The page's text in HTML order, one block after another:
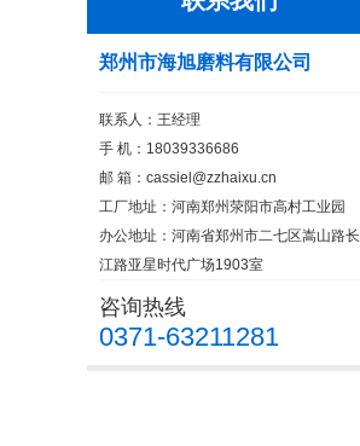
郑州市海旭磨料有限公司
联系人：王经理
手 机：18039336686
邮 箱：cassiel@zzhaixu.cn
工厂地址：河南郑州荥阳市高村工业园
办公地址：河南省郑州市二七区嵩山路长
江路亚星时代广场1903室
咨询热线
0371-63211281